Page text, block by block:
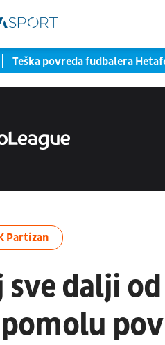
Teška povreda fudbalera
Partizan
sve dalji